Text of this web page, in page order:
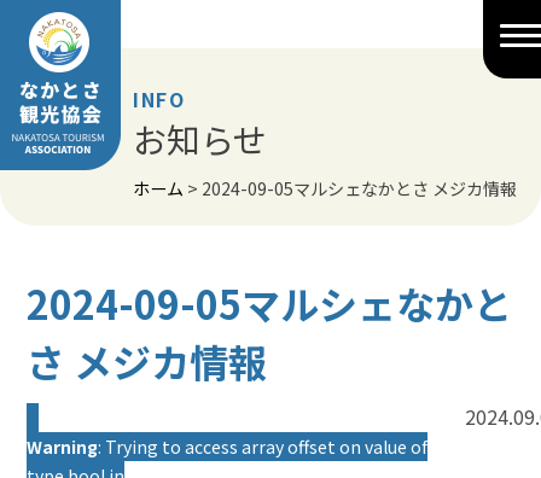
Skip
content
INFO
お知らせ
ホーム > 2024-09-05マルシェなかとさ メジカ情報
2024-09-05マルシェなかと
さ メジカ情報
Warning: Trying to access array offset on value of